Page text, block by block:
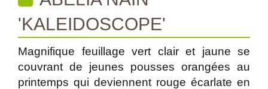
'KALEIDOSCOPE'
Magnifique feuillage vert clair et jaune se
couvrant de jeunes pousses orangées au
printemps qui deviennent rouge écarlate en